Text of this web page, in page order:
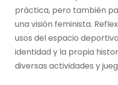
práctica, pero también
una visión feminista.
usos del espacio
identidad y la propia
diversas actividades y